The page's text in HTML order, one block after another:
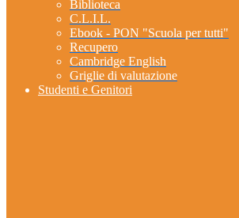
Biblioteca
C.L.I.L.
Ebook - PON "Scuola per tutti"
Recupero
Cambridge English
Griglie di valutazione
Studenti e Genitori